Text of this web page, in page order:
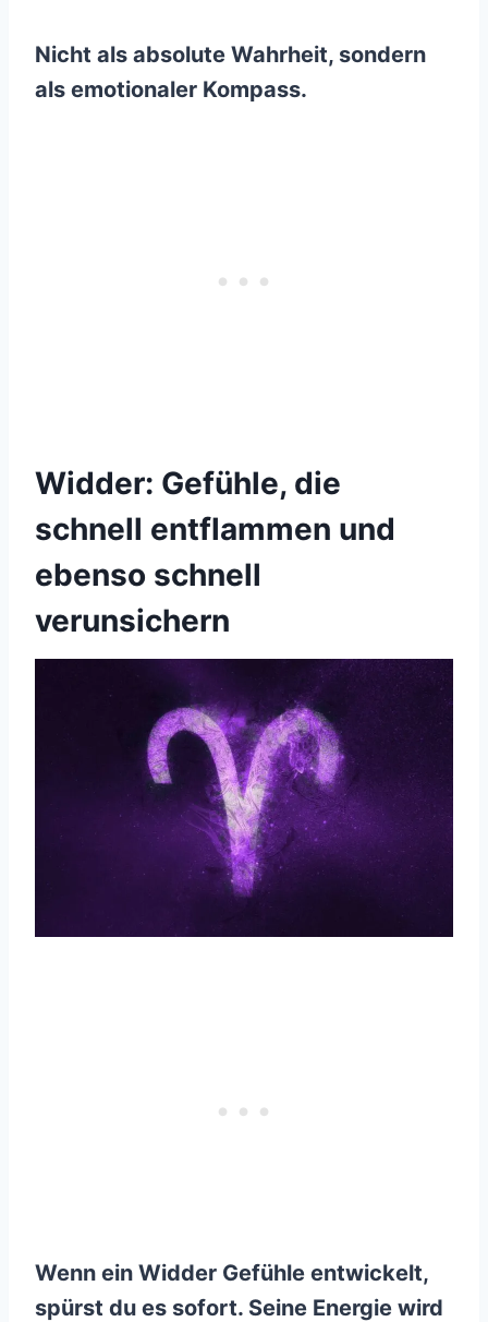
Nicht als absolute Wahrheit, sondern
als emotionaler Kompass.
Widder: Gefühle, die
schnell entflammen und
ebenso schnell
verunsichern
Wenn ein Widder Gefühle entwickelt,
spürst du es sofort. Seine Energie wird